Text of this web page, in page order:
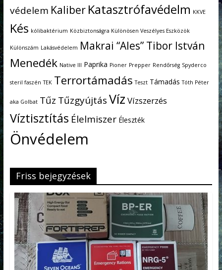
védelem Kaliber Katasztrófavédelm KKVE
Kés kólibaktérium Közbiztonságra Különösen Veszélyes Eszközök
Különszám Lakásvédelem Makrai “Ales” Tibor István
Menedék Native III Paprika Pioner Prepper Rendőrség Spyderco
steril faszén TEK Terrortámadás Teszt Támadás Tóth Péter
aka Golbat Tűz TűzgyújtásVíz Vízszerzés
Víztisztítás Élelmiszer Éleszték
Önvédelem
Friss bejegyzések